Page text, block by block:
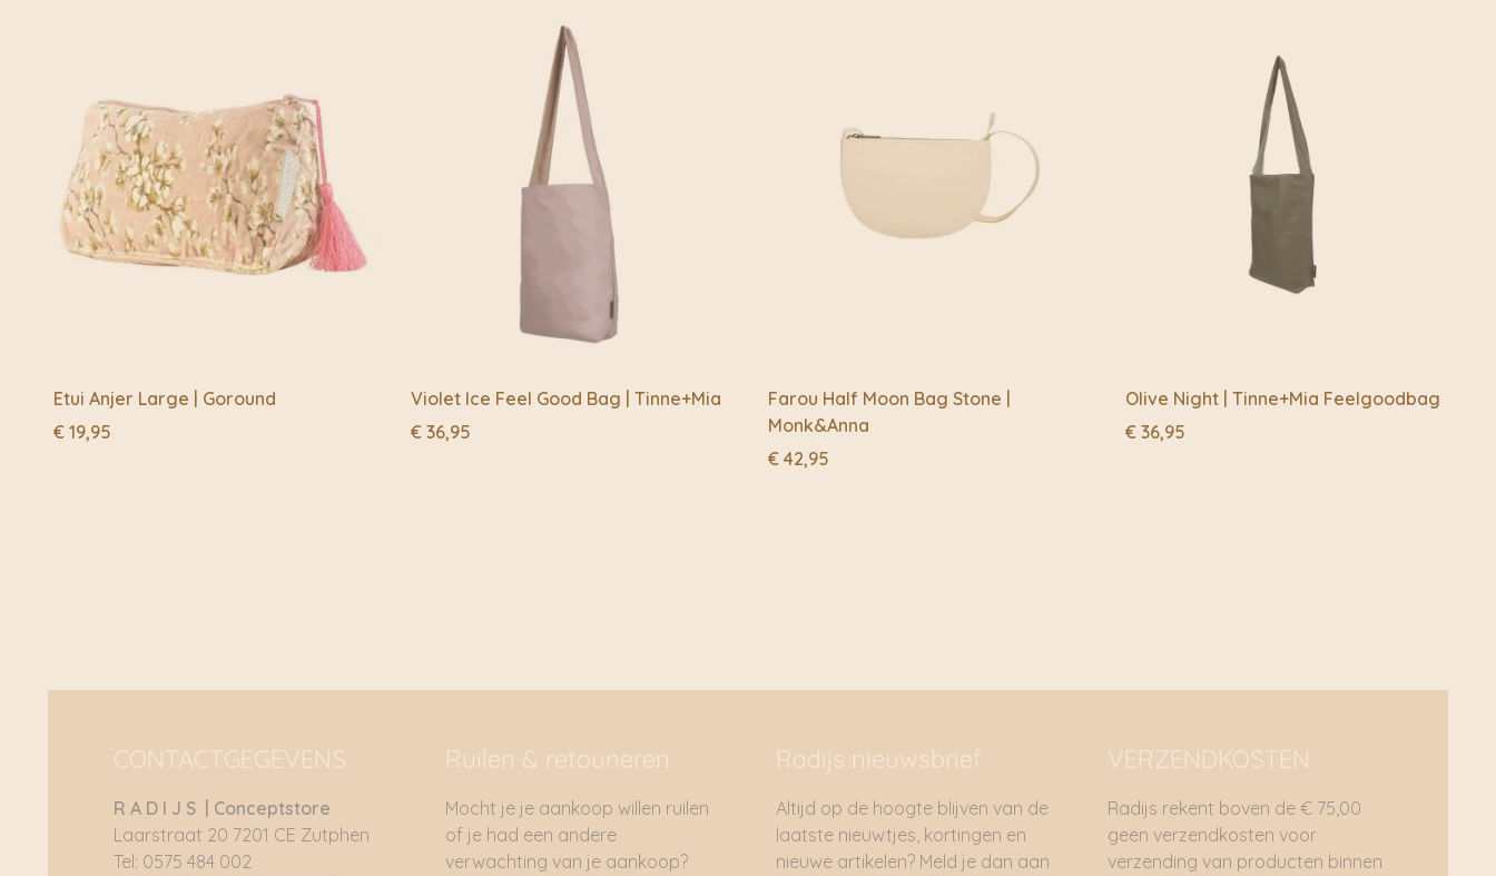
prachtig vervaardigde items, van portemonnees en tassen tot sokken en sjaals,
Etui Anjer Large | Goround
€ 19,95
Violet Ice Feel Good Bag | Tinne+Mia
€ 36,95
Farou Half Moon Bag Stone |
Monk&Anna
€ 42,95
Olive Night | Tinne+Mia Feelgoodbag
€ 36,95
CONTACTGEGEVENS
R A D I J S | Conceptstore
Laarstraat 20 7201 CE Zutphen
Tel: 0575 484 002
Ruilen & retouneren
Mocht je je aankoop willen ruilen
of je had een andere
verwachting van je aankoop?
Radijs nieuwsbrief
Altijd op de hoogte blijven van de
laatste nieuwtjes, kortingen en
nieuwe artikelen? Meld je dan aan
VERZENDKOSTEN
Radijs rekent boven de € 75,00
geen verzendkosten voor
verzending van producten binnen